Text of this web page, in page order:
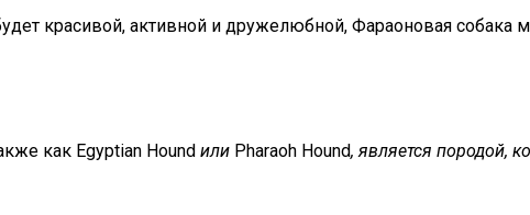
красивой, активной и дружелюбной, Фараоновая
как Egyptian Hound или Pharaoh Hound, является породой,